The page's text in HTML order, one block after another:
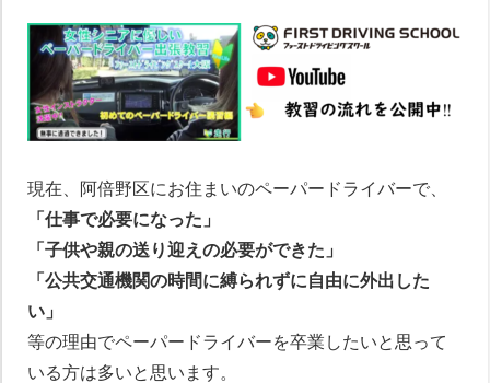
現在、阿倍野区にお住まいのペーパードライバーで、
「仕事で必要になった」
「子供や親の送り迎えの必要ができた」
「公共交通機関の時間に縛られずに自由に外出した
い」
等の理由でペーパードライバーを卒業したいと思って
いる方は多いと思います。